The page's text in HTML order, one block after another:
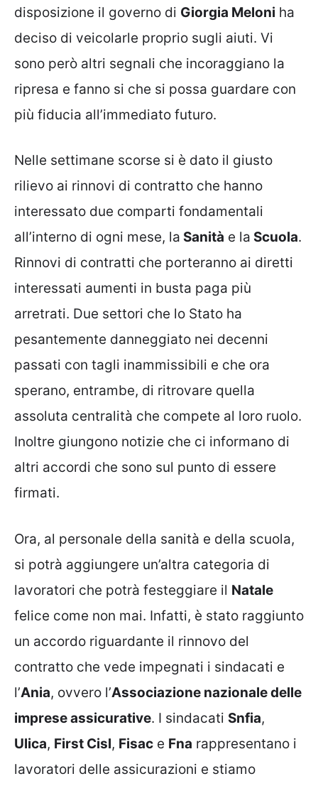
disposizione il governo di Giorgia Meloni ha
deciso di veicolarle proprio sugli aiuti. Vi
sono però altri segnali che incoraggiano la
ripresa e fanno si che si possa guardare con
più fiducia all’immediato futuro.
Nelle settimane scorse si è dato il giusto
rilievo ai rinnovi di contratto che hanno
interessato due comparti fondamentali
all’interno di ogni mese, la Sanità e la Scuola.
Rinnovi di contratti che porteranno ai diretti
interessati aumenti in busta paga più
arretrati. Due settori che lo Stato ha
pesantemente danneggiato nei decenni
passati con tagli inammissibili e che ora
sperano, entrambe, di ritrovare quella
assoluta centralità che compete al loro ruolo.
Inoltre giungono notizie che ci informano di
altri accordi che sono sul punto di essere
firmati.
Ora, al personale della sanità e della scuola,
si potrà aggiungere un’altra categoria di
lavoratori che potrà festeggiare il Natale
felice come non mai. Infatti, è stato raggiunto
un accordo riguardante il rinnovo del
contratto che vede impegnati i sindacati e
l’Ania, ovvero l’Associazione nazionale delle
imprese assicurative. I sindacati Snfia,
Ulica, First Cisl, Fisac e Fna rappresentano i
lavoratori delle assicurazioni e stiamo